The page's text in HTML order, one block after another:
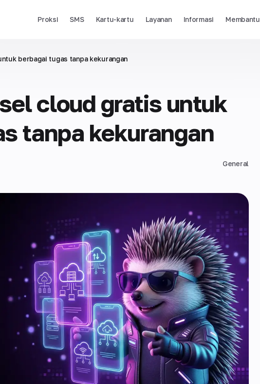
Proksi SMS Kartu-kartu Layanan Informasi Membantu
berbagai tugas tanpa kekurangan
cloud gratis untuk
tanpa kekurangan
General